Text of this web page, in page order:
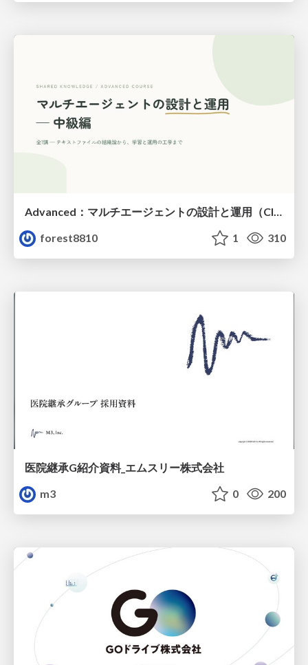
forest8810
1 310
医院継承G紹介資料_エムスリー株式会社
m3
0 200